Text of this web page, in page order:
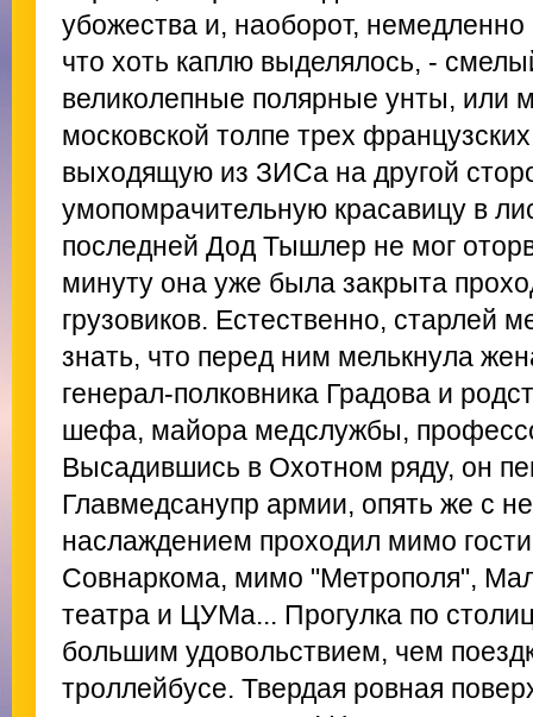
убожества и, наоборот,
что хоть каплю выделялось, -
великолепные полярные унты, или
московской толпе трех
выходящую из ЗИСа на другой
умопомрачительную красавицу в
последней Дод Тышлер не мог
минуту она уже была закрыта
грузовиков. Естественно, старлей
знать, что перед ним мелькнула
генерал-полковника Градова и
шефа, майора медслужбы,
Высадившись в Охотном ряду, он
Главмедсанупр армии, опять же с
наслаждением проходил мимо
Совнаркома, мимо "Метрополя",
театра и ЦУМа... Прогулка по
большим удовольствием, чем
троллейбусе. Твердая ровная